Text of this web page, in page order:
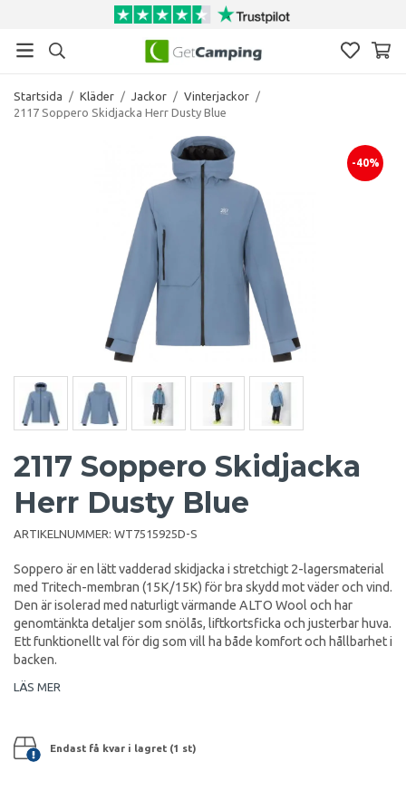
Startsida / Kläder / Jackor / Vinterjackor /
2117 Soppero Skidjacka Herr Dusty Blue
-40%
2117 Soppero Skidjacka
Herr Dusty Blue
ARTIKELNUMMER: WT7515925D-S
Soppero är en lätt vadderad skidjacka i stretchigt 2-lagersmaterial
med Tritech-membran (15K/15K) för bra skydd mot väder och vind.
Den är isolerad med naturligt värmande ALTO Wool och har
genomtänkta detaljer som snölås, liftkortsficka och justerbar huva.
Ett funktionellt val för dig som vill ha både komfort och hållbarhet i
backen.
LÄS MER
Endast få kvar i lagret (1 st)